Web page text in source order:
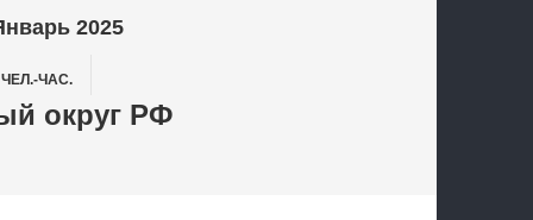
2025
ЧЕЛ.-ЧАС.
округ РФ